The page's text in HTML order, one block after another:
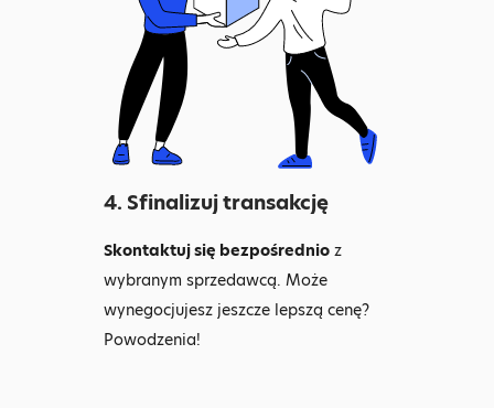
4. Sfinalizuj transakcję
Skontaktuj się bezpośrednio z
wybranym sprzedawcą. Może
wynegocjujesz jeszcze lepszą cenę?
Powodzenia!